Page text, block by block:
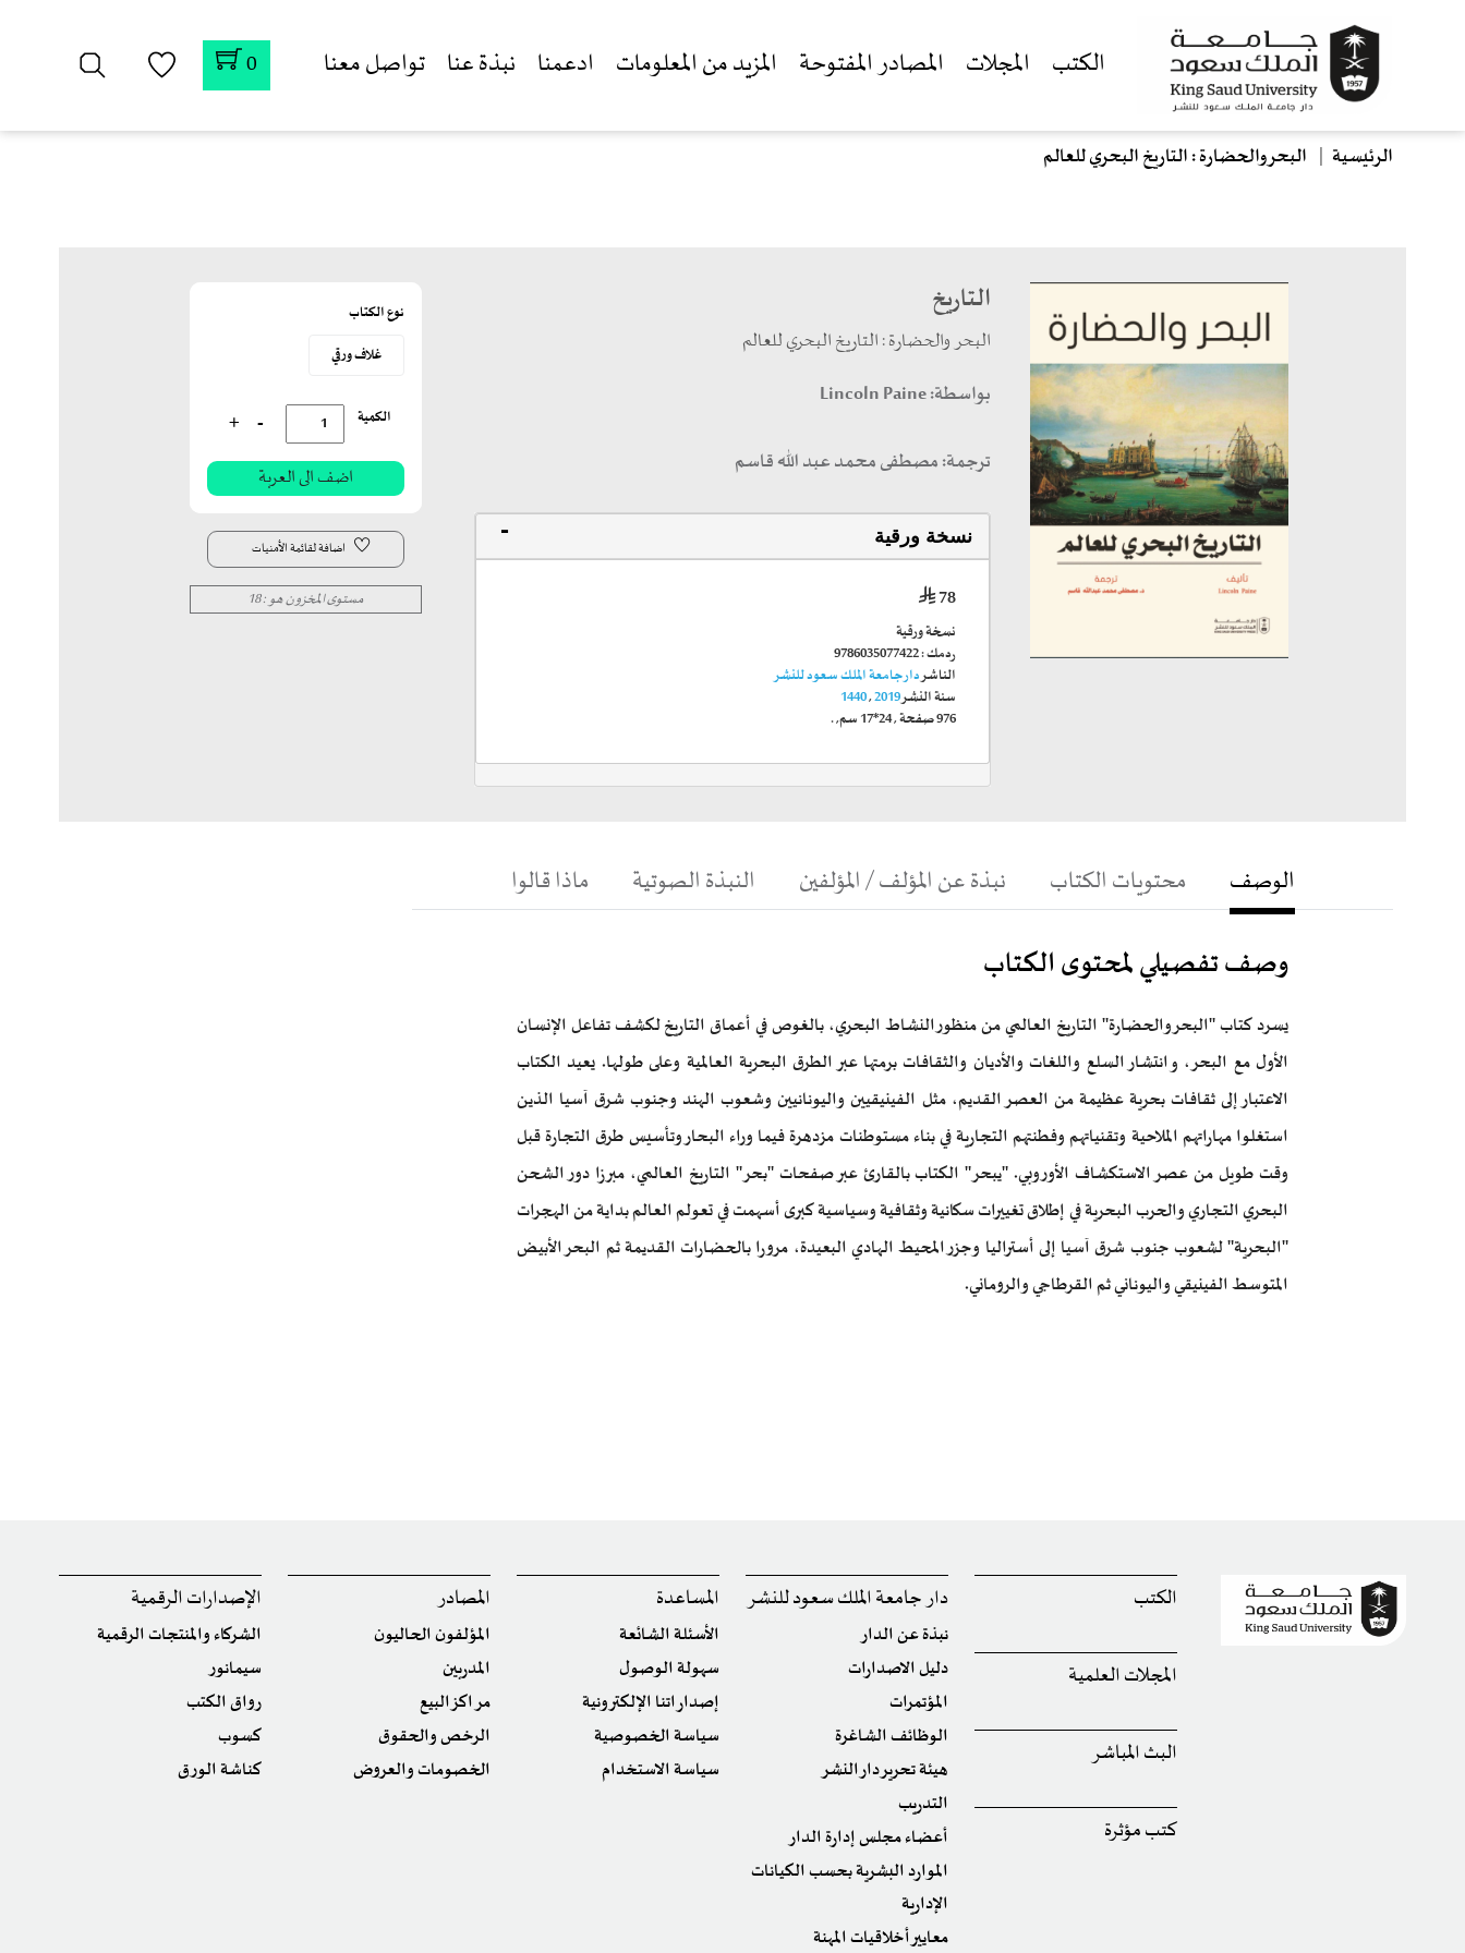
تجاوز إلى المحتوى الرئيسي
الكتب المجلات المصادر المفتوحة المزيد من المعلومات ادعمنا نبذة عنا تواصل معنا 0
مسار التنقل
الرئيسية البحر والحضارة : التاريخ البحري للعالم
التاريخ
البحر والحضارة : التاريخ البحري للعالم
بواسطة:
ترجمة:مصطفى محمد عبد الله قاسم
نسخة ورقية
78
نسخة ورقية
ردمك :9786035077422
الناشردار جامعة الملك سعود للنشر
سنة النشر2019
,
1440
976صفحة,24*17 سم , .
نوع الكتاب
غلاف ورقي
الكمية -
+
اضافة لقائمة الأمنيات
مستوى المخزون هو : 18
الوصف محتويات الكتاب نبذة عن المؤلف / المؤلفين النبذة الصوتية ماذا قالوا
وصف تفصيلي لمحتوى الكتاب
يسرد كتاب "البحر والحضارة" التاريخ العالمي من منظور النشاط البحري، بالغوص في أعماق التاريخ لكشف تفاعل الإنسان
الأول مع البحر، وانتشار السلع واللغات والأديان والثقافات برمتها عبر الطرق البحرية العالمية وعلى طولها. يعيد الكتاب
الاعتبار إلى ثقافات بحرية عظيمة من العصر القديم، مثل الفينيقيين واليونانيين وشعوب الهند وجنوب شرق آسيا الذين
استغلوا مهاراتهم الملاحية وتقنياتهم وفطنتهم التجارية في بناء مستوطنات مزدهرة فيما وراء البحار وتأسيس طرق التجارة قبل
وقت طويل من عصر الاستكشاف الأوروبي. "يبحر" الكتاب بالقارئ عبر صفحات "بحر" التاريخ العالمي، مبرزا دور الشحن
البحري التجاري والحرب البحرية في إطلاق تغييرات سكانية وثقافية وسياسية كبرى أسهمت في تعولم العالم بداية من الهجرات
"البحرية" لشعوب جنوب شرق آسيا إلى أستراليا وجزر المحيط الهادي البعيدة، مرورا بالحضارات القديمة ثم البحر الأبيض
المتوسط الفينيقي واليوناني ثم القرطاجي والروماني.
الكتب
المجلات العلمية
البث المباشر
كتب مؤثرة
دار جامعة الملك سعود للنشر
نبذة عن الدار
دليل الاصدارات
المؤتمرات
الوظائف الشاغرة
هيئة تحرير دار النشر
التدريب
أعضاء مجلس إدارة الدار
الموارد البشرية بحسب الكيانات
الإدارية
معايير أخلاقيات المهنة
المساعدة
الأسئلة الشائعة
سهولة الوصول
إصداراتنا الإلكترونية
سياسة الخصوصية
سياسة الاستخدام
المصادر
المؤلفون الحاليون
المدربين
مراكز البيع
الرخص والحقوق
الخصومات والعروض
الإصدارات الرقمية
الشركاء والمنتجات الرقمية
سيمانور
رواق الكتب
كسوب
كناشة الورق